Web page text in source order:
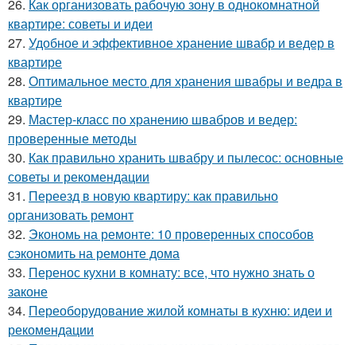
26. Как организовать рабочую зону в однокомнатной
квартире: советы и идеи
27. Удобное и эффективное хранение швабр и ведер в
квартире
28. Оптимальное место для хранения швабры и ведра в
квартире
29. Мастер-класс по хранению швабров и ведер:
проверенные методы
30. Как правильно хранить швабру и пылесос: основные
советы и рекомендации
31. Переезд в новую квартиру: как правильно
организовать ремонт
32. Экономь на ремонте: 10 проверенных способов
сэкономить на ремонте дома
33. Перенос кухни в комнату: все, что нужно знать о
законе
34. Переоборудование жилой комнаты в кухню: идеи и
рекомендации